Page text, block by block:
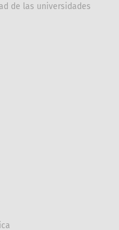
de las universidades